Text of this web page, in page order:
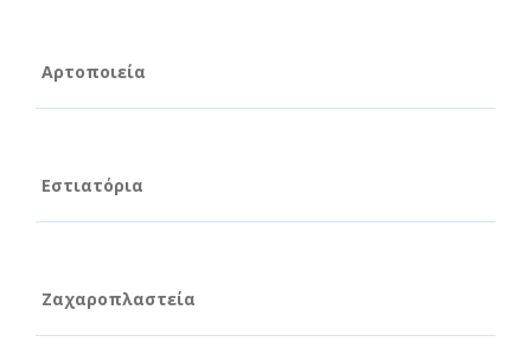
Αρτοποιεία
Εστιατόρια
Ζαχαροπλαστεία